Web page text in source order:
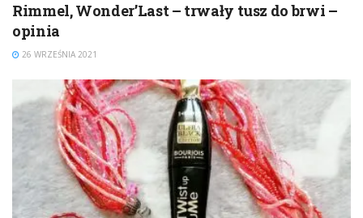
Rimmel, Wonder’Last – trwały tusz do brwi –
opinia
26 WRZEŚNIA 2021